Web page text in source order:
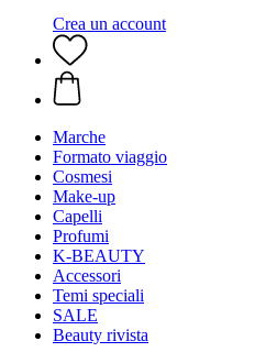
Crea un account
Marche
Formato viaggio
Cosmesi
Make-up
Capelli
Profumi
K-BEAUTY
Accessori
Temi speciali
SALE
Beauty rivista